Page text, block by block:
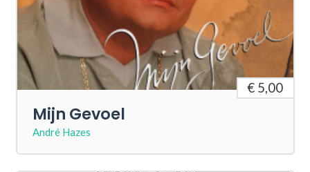
€ 5,00
Mijn Gevoel
André Hazes